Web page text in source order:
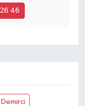
46
Demirci